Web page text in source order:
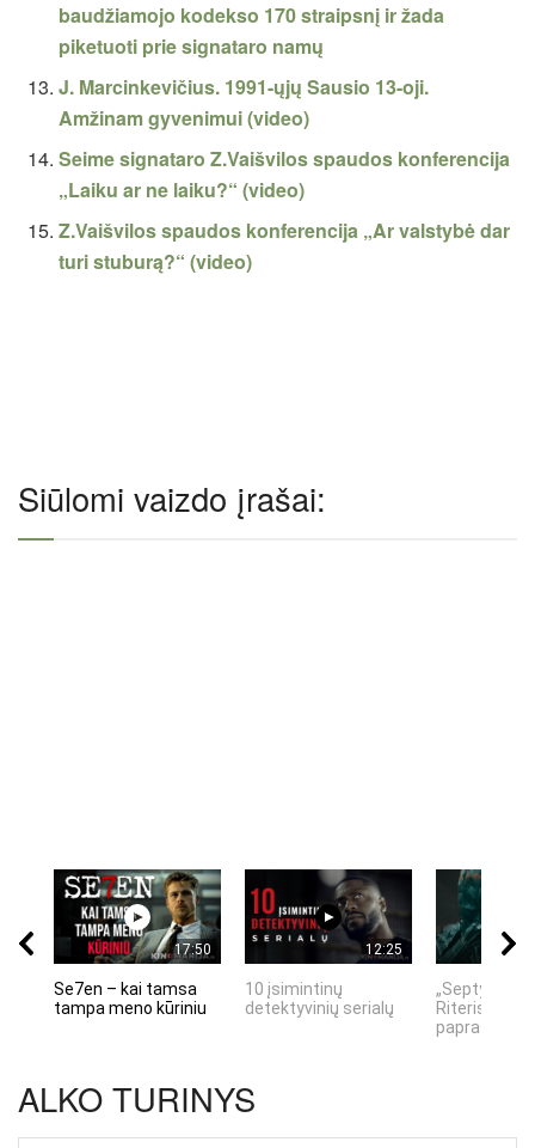
baudžiamojo kodekso 170 straipsnį ir žada
piketuoti prie signataro namų
J. Marcinkevičius. 1991-ųjų Sausio 13-oji.
Amžinam gyvenimui (video)
Seime signataro Z.Vaišvilos spaudos konferencija
„Laiku ar ne laiku?“ (video)
Z.Vaišvilos spaudos konferencija „Ar valstybė dar
turi stuburą?“ (video)
Siūlomi vaizdo įrašai:
17:50
Se7en – kai tamsa
tampa meno kūriniu
12:25
10 įsimintinų
detektyvinių serialų
„Septynių
Riteris" – kai
ALKO TURINYS